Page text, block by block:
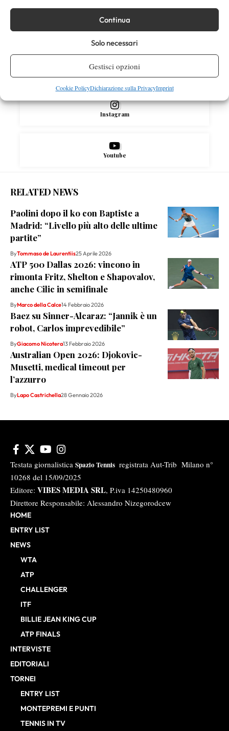
Continua
Solo necessari
Gestisci opzioni
Cookie PolicyDichiarazione sulla PrivacyImprint
Facebook
Instagram
Youtube
RELATED NEWS
Paolini dopo il ko con Baptiste a
Madrid: “Livello più alto delle ultime
partite”
ByTommaso de Laurentiis25 Aprile 2026
ATP 500 Dallas 2026: vincono in
rimonta Fritz, Shelton e Shapovalov,
anche Cilic in semifinale
ByMarco della Calce14 Febbraio 2026
Baez su Sinner-Alcaraz: “Jannik è un
robot, Carlos imprevedibile”
ByGiacomo Nicotera13 Febbraio 2026
Australian Open 2026: Djokovic-
Musetti, medical timeout per
l’azzurro
ByLapo Castrichella28 Gennaio 2026
Testata giornalistica Spazio Tennis registrata Aut-Trib Milano n°
10268 del 15/09/2025
Editore: VIBES MEDIA SRL, P.iva 14250480960
Direttore Responsabile: Alessandro Nizegorodcew
HOME
ENTRY LIST
NEWS
WTA
ATP
CHALLENGER
ITF
BILLIE JEAN KING CUP
ATP FINALS
INTERVISTE
EDITORIALI
TORNEI
ENTRY LIST
MONTEPREMI E PUNTI
TENNIS IN TV